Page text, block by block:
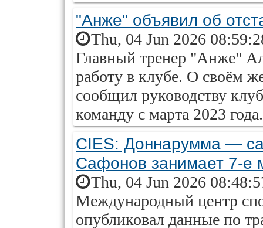
"Анже" объявил об
Thu, 04 Jun 2026
Главный тренер "Анже"
работу в клубе. О своём
сообщил руководству
команду с марта 2023
CIES: Доннарумма —
Сафонов занимает 7-е
Thu, 04 Jun 2026
Международный центр
опубликовал данные по